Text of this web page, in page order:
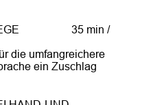
35 min /
die umfangreichere
ein Zuschlag